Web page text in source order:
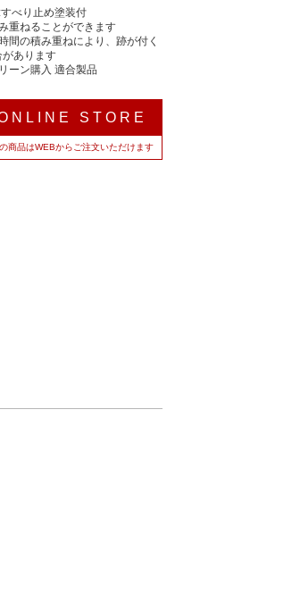
べり止め塗装付
重ねることができます
間の積み重ねにより、跡が付く
があります
ーン購入 適合製品
STORE
商品はWEBからご注文いただけます